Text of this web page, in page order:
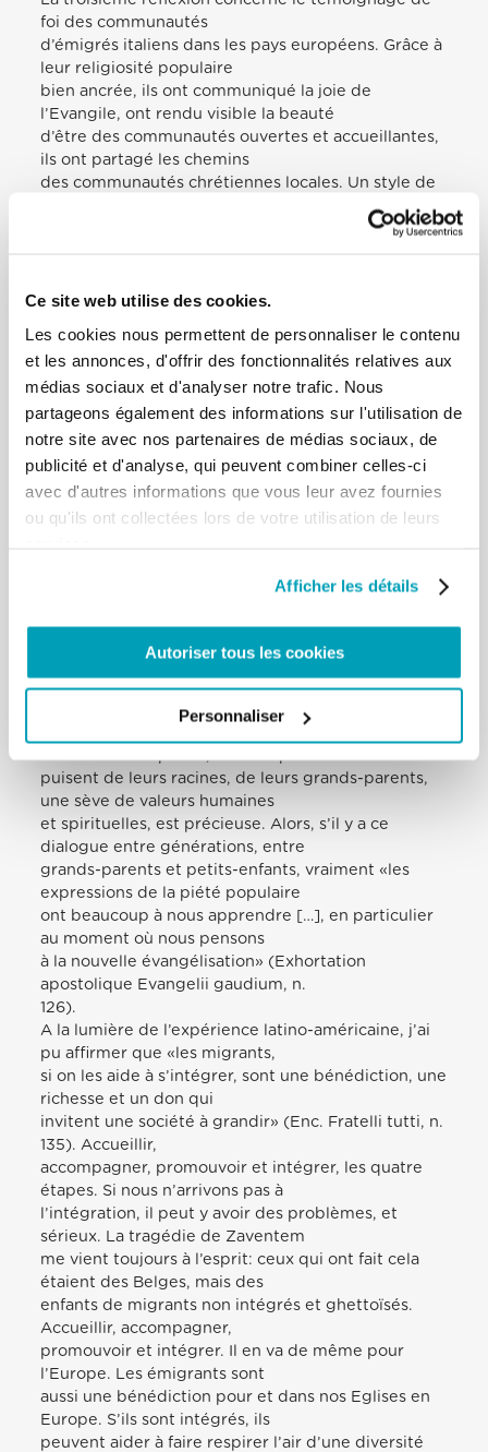
Ce site web utilise des cookies.
Les cookies nous permettent de personnaliser le contenu
et les annonces, d'offrir des fonctionnalités relatives aux
médias sociaux et d'analyser notre trafic. Nous
partageons également des informations sur l'utilisation de
notre site avec nos partenaires de médias sociaux, de
publicité et d'analyse, qui peuvent combiner celles-ci
avec d'autres informations que vous leur avez fournies
ou qu'ils ont collectées lors de votre utilisation de leurs
Afficher les détails
Autoriser tous les cookies
Personnaliser
foi des communautés
d’émigrés italiens dans les pays européens. Grâce à
leur religiosité populaire
bien ancrée, ils ont communiqué la joie de
l’Evangile, ont rendu visible la beauté
d’être des communautés ouvertes et accueillantes,
ils ont partagé les chemins
des communautés chrétiennes locales. Un style de
caractérisé leur histoire, et j’espère qu’il pourra
familles. Comment ne pas
capacité à être génératifs
également dans le domaine de la vie chrétienne?
C’est un héritage à préserver
et à entretenir, en trouvant des moyens qui nous
permettent de revitaliser
l’annonce et le témoignage de la foi. Et cela
les générations: notamment entre grands-parents
et petits-enfants. C’est très
jeunes Italiens qui se déplacent aujourd’hui en
en général ils leur sont très
attachés. Et il est crucial qu’ils restent attachés à
leurs racines: précisément au
puisent de leurs racines, de leurs grands-parents,
une sève de valeurs humaines
et spirituelles, est précieuse. Alors, s’il y a ce
dialogue entre générations, entre
grands-parents et petits-enfants, vraiment «les
expressions de la piété populaire
ont beaucoup à nous apprendre […], en particulier
au moment où nous pensons
à la nouvelle évangélisation» (Exhortation
apostolique Evangelii gaudium, n.
126).
A la lumière de l’expérience latino-américaine, j’ai
pu affirmer que «les migrants,
si on les aide à s’intégrer, sont une bénédiction, une
richesse et un don qui
invitent une société à grandir» (Enc. Fratelli tutti, n.
135). Accueillir,
accompagner, promouvoir et intégrer, les quatre
étapes. Si nous n’arrivons pas à
l’intégration, il peut y avoir des problèmes, et
sérieux. La tragédie de Zaventem
me vient toujours à l’esprit: ceux qui ont fait cela
étaient des Belges, mais des
enfants de migrants non intégrés et ghettoïsés.
Accueillir, accompagner,
promouvoir et intégrer. Il en va de même pour
l’Europe. Les émigrants sont
aussi une bénédiction pour et dans nos Eglises en
Europe. S’ils sont intégrés, ils
peuvent aider à faire respirer l’air d’une diversité